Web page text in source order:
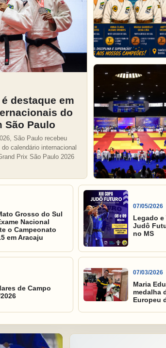
destaque em
do
São Paulo
São Paulo recebeu
calendário internacional
Prix São Paulo 2026
Grosso do Sul
Nacional
o Campeonato
em Aracaju
07/05/2026
Legado e
Judô
no MS
de Campo
07/03/2026
Maria
medalha
Europeu